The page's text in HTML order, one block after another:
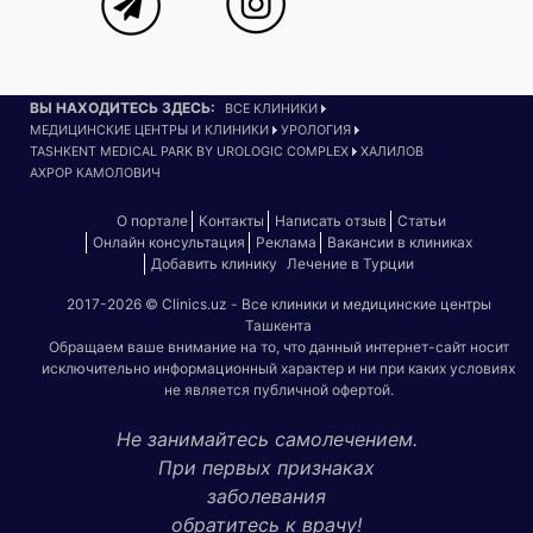
ВЫ НАХОДИТЕСЬ ЗДЕСЬ:
ВСЕ КЛИНИКИ
МЕДИЦИНСКИЕ ЦЕНТРЫ И КЛИНИКИ
УРОЛОГИЯ
TASHKENT MEDICAL PARK BY UROLOGIC COMPLEX
ХАЛИЛОВ
АХРОР КАМОЛОВИЧ
О портале Контакты Написать отзыв
Статьи
Онлайн консультация
Реклама
Вакансии в клиниках
Добавить клинику
Лечение в Турции
2017-2026 © Clinics.uz - Все клиники и медицинские центры
Ташкента
Обращаем ваше внимание на то, что данный интернет-сайт носит
исключительно информационный характер и ни при каких условиях
не является публичной офертой.
Не занимайтесь самолечением.
При первых признаках
заболевания
обратитесь к врачу!